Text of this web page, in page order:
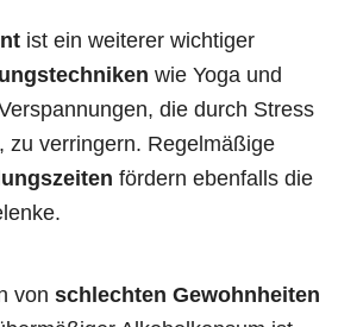
ist ein weiterer wichtiger
wie Yoga und
die durch Stress
zu verringern. Regelmäßige
fördern ebenfalls die
von schlechten Gewohnheiten